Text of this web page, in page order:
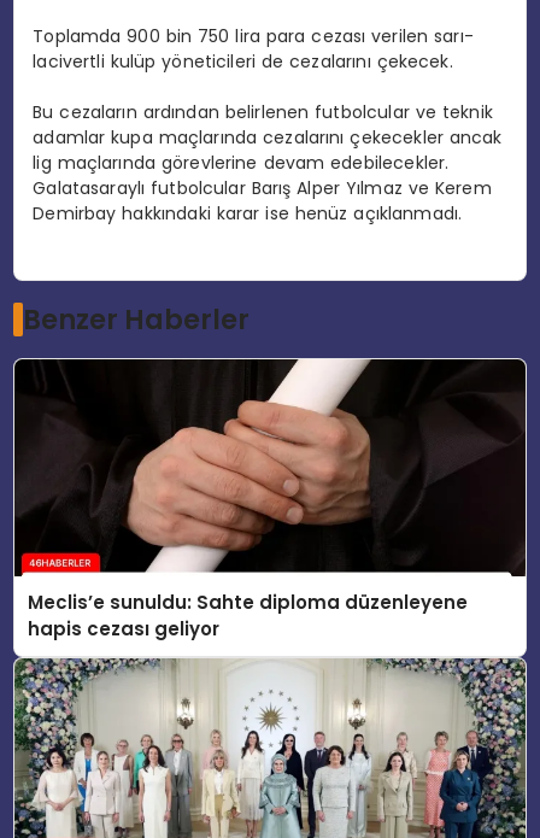
Toplamda 900 bin 750 lira para cezası verilen sarı-
lacivertli kulüp yöneticileri de cezalarını çekecek.
Bu cezaların ardından belirlenen futbolcular ve teknik
adamlar kupa maçlarında cezalarını çekecekler ancak
lig maçlarında görevlerine devam edebilecekler.
Galatasaraylı futbolcular Barış Alper Yılmaz ve Kerem
Demirbay hakkındaki karar ise henüz açıklanmadı.
Benzer Haberler
Meclis’e sunuldu: Sahte diploma düzenleyene
hapis cezası geliyor